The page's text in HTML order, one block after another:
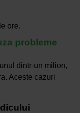
ore.
probleme
dintr-un milion,
Aceste cazuri